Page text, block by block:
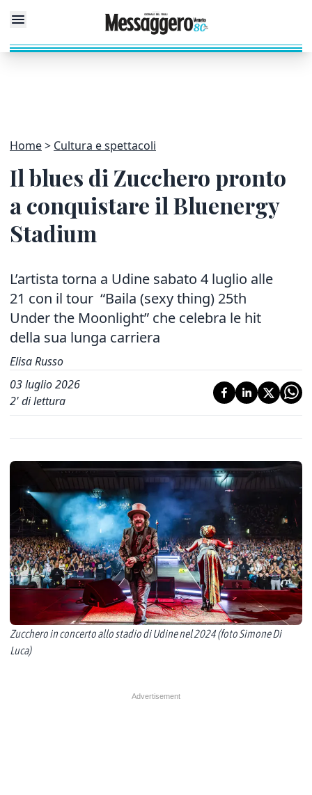
Home Cultura e spettacoli
Il blues di Zucchero pronto
a conquistare il Bluenergy
Stadium
L’artista torna a Udine sabato 4 luglio alle
21 con il tour “Baila (sexy thing) 25th
Under the Moonlight” che celebra le hit
della sua lunga carriera
Elisa Russo
03 luglio 2026
2' di lettura
Zucchero in concerto allo stadio di Udine nel 2024 (foto Simone Di
Luca)